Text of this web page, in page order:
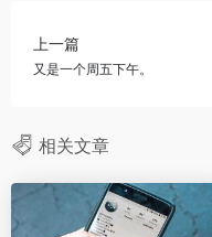
上一篇
又是一个周五下午。
相关文章